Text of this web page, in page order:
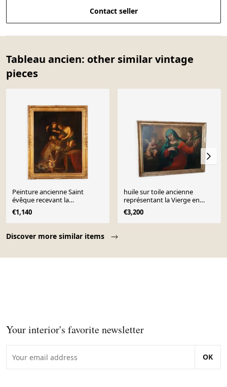
Contact seller
Tableau ancien: other similar vintage
pieces
Discover more similar items
Peinture ancienne Saint
évêque recevant la
communion de Jésus '600
€1,140
huile sur toile ancienne
représentant la Vierge en
deuil - époque baroque
€3,200
Your interior's favorite newsletter
OK